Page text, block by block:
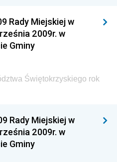
Kultury, Dziedzictwa
Finansów, Funduszy i
Rozwoju, Pracy i
Kultury, Dziedzictwa
Rodziny i Polityki
Rady Miejskiej w
2009r. w
Gminy
Świętokrzyskiego rok
Rady Miejskiej w
2009r. w
Gminy